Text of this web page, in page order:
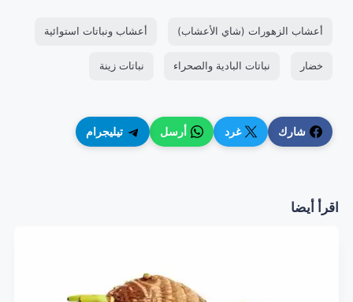
أعشاب الزهورات (شاي الأعشاب) أعشاب ونباتات استوائية
خضار نباتات البادية والصحراء نباتات زينة
شارك غرد أرسل تيليجرام
اقرأ أيضا